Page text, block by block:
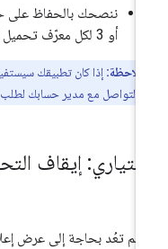
ملاحظة:إذا كان تطبيقك سيستفيد
التواصل مع مدير حسابك لطلب
إيقاف
لم تعُد بحاجة إلى عرض